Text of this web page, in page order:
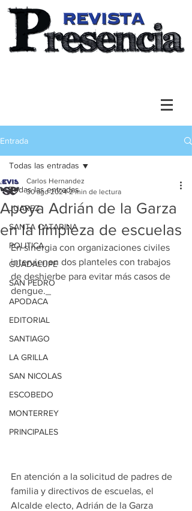
Entrada
Todas las entradas
JUAREZ
SANTA CATARINA
POLITICA
GUADALUPE
SAN PEDRO
APODACA
EDITORIAL
SANTIAGO
LA GRILLA
SAN NICOLAS
ESCOBEDO
MONTERREY
PRINCIPALES
Todas las entradas
Apoya Adrián de la Garza
en la limpieza de escuelas
Carlos Hernandez
30 ago 2024 2 min de lectura
En sinergia con organizaciones civiles
intervienen dos planteles con trabajos
de deshierbe para evitar más casos de
dengue._
En atención a la solicitud de padres de
familia y directivos de escuelas, el
Alcalde electo, Adrián de la Garza